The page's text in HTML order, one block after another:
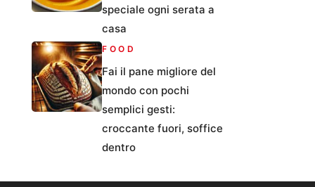
speciale ogni serata a
casa
FOOD
Fai il pane migliore del
mondo con pochi
semplici gesti:
croccante fuori, soffice
dentro